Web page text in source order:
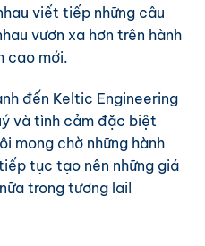
viết tiếp những câu
vươn xa hơn trên hành
cao mới.
đến Keltic Engineering
và tình cảm đặc biệt
mong chờ những hành
tục tạo nên những giá
trong tương lai!